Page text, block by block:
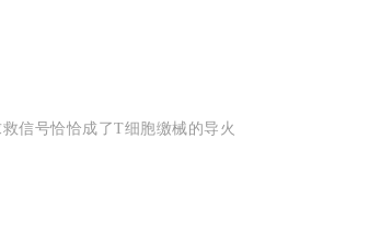
信号恰恰成了T细胞缴械的导火